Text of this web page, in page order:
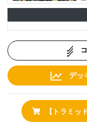
デッ
【トラミ